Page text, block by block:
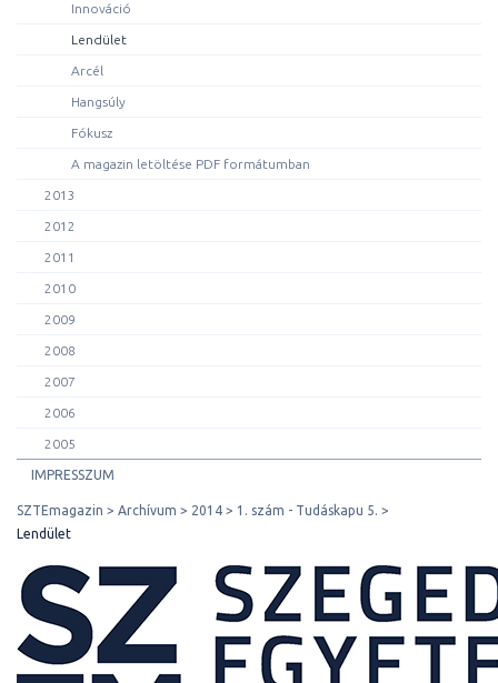
Innováció
Lendület
Arcél
Hangsúly
Fókusz
A magazin letöltése PDF formátumban
2013
2012
2011
2010
2009
2008
2007
2006
2005
IMPRESSZUM
SZTEmagazin Archívum 2014
1. szám - Tudáskapu 5.
Lendület